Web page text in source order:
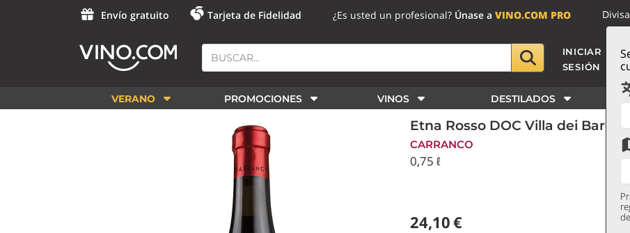
Envío gratuito Tarjeta de Fidelidad ¿Es usted un profesional? Únase a VINO.COM PRO
INICIAR
SESIÓN
VERANO PROMOCIONES VINOS DESTILADOS
Etna Rosso DOC Villa dei
CARRANCO
0,75 ℓ
24,10€